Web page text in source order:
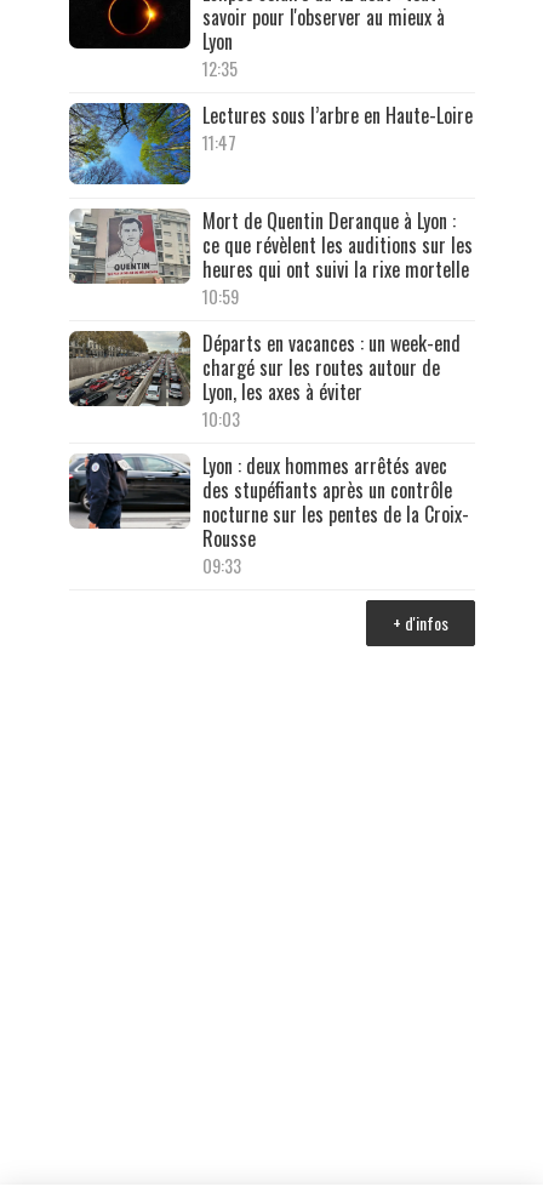
savoir pour l'observer au mieux à
Lyon
12:35
Lectures sous l’arbre en Haute-Loire
11:47
Mort de Quentin Deranque à Lyon :
ce que révèlent les auditions sur les
heures qui ont suivi la rixe mortelle
10:59
Départs en vacances : un week-end
chargé sur les routes autour de
Lyon, les axes à éviter
10:03
Lyon : deux hommes arrêtés avec
des stupéfiants après un contrôle
nocturne sur les pentes de la Croix-
Rousse
09:33
+ d'infos